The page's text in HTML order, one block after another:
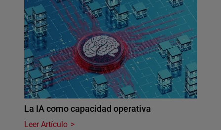
La IA como capacidad operativa
Leer Artículo